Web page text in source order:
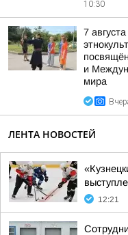
10:30
7
и
мира
ЛЕНТА НОВОСТЕЙ
12:21